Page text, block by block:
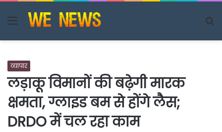
Menu
व्यापार
लड़ाकू विमानों की बढ़ेगी मारक
क्षमता, ग्लाइड बम से होंगे लैस;
DRDO में चल रहा काम